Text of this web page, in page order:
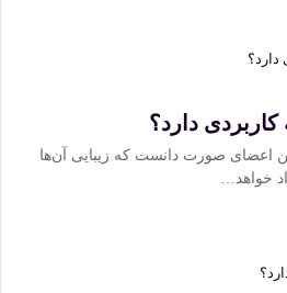
دارد؟
اعضای صورت دانست که زیبایی آن‌ها
خواهد…